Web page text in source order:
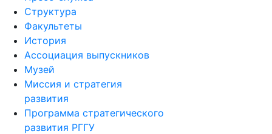
Структура
Факультеты
История
Ассоциация выпускников
Музей
Миссия и стратегия
развития
Программа стратегического
развития РГГУ